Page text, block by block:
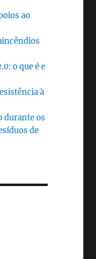
ao
o que é e
à
durante os
de